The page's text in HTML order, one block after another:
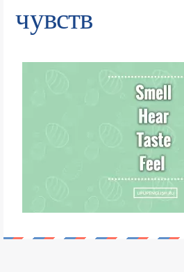
чувств